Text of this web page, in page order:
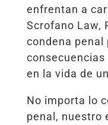
enfrentan a
Scrofano Law,
condena penal
en la vida de
No importa lo
penal, nuestro